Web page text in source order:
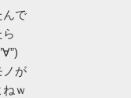
んで
ノが
ｗ